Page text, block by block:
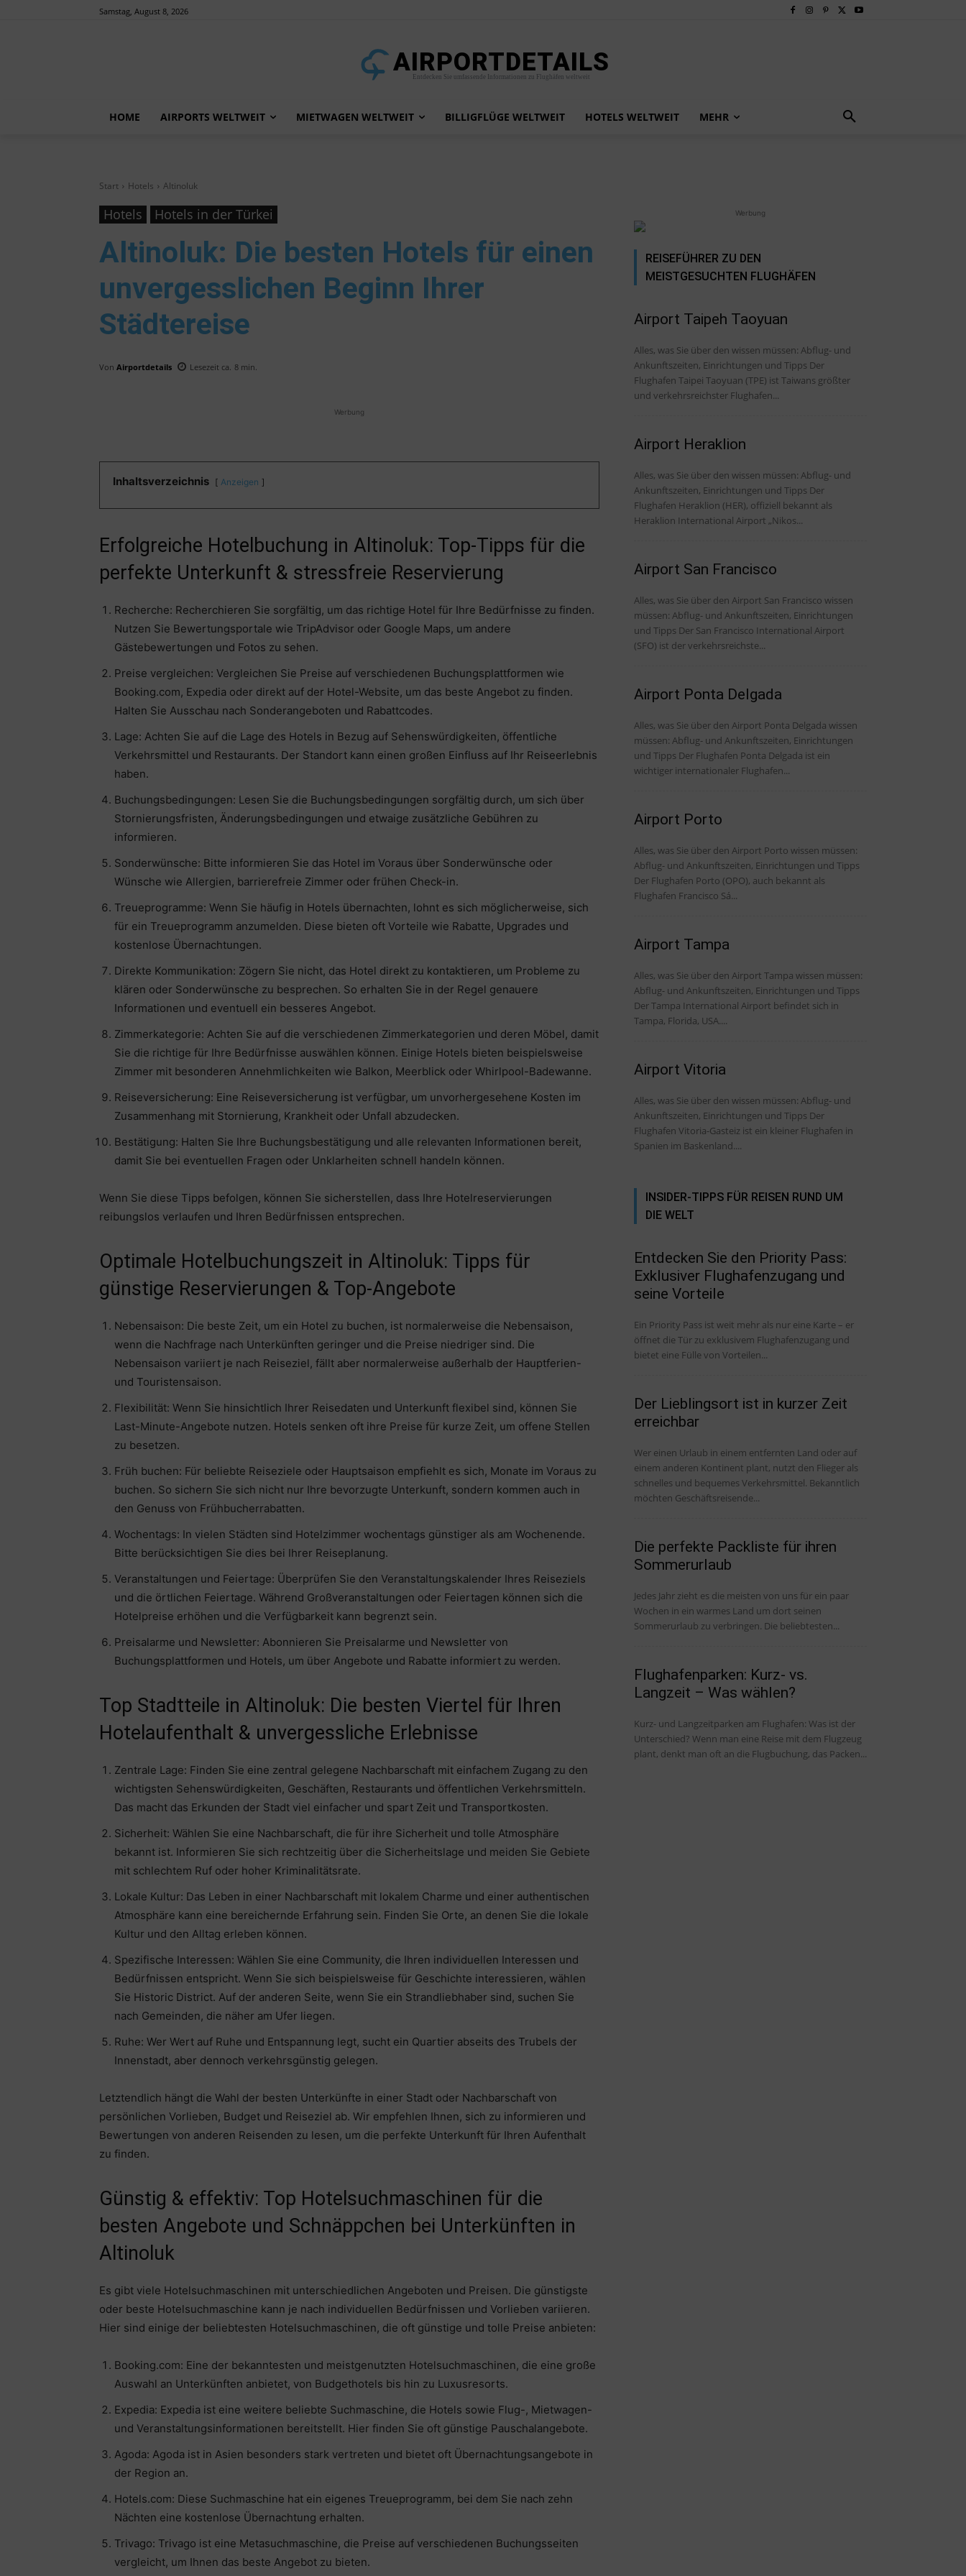
Samstag, August 8, 2026
AIRPORTDETAILS
Entdecken Sie umfassende Informationen zu Flughäfen weltweit
HOME AIRPORTS WELTWEIT MIETWAGEN WELTWEIT BILLIGFLÜGE WELTWEIT HOTELS WELTWEIT MEHR
Start Hotels Altinoluk
Hotels Hotels in der Türkei
Altinoluk: Die besten Hotels für einen
unvergesslichen Beginn Ihrer
Städtereise
Von Airportdetails Lesezeit ca. 8 min.
Werbung
Inhaltsverzeichnis Anzeigen
Erfolgreiche Hotelbuchung in Altinoluk: Top-Tipps für die
perfekte Unterkunft & stressfreie Reservierung
Recherche: Recherchieren Sie sorgfältig, um das richtige Hotel für Ihre Bedürfnisse zu finden.
Nutzen Sie Bewertungsportale wie TripAdvisor oder Google Maps, um andere
Gästebewertungen und Fotos zu sehen.
Preise vergleichen: Vergleichen Sie Preise auf verschiedenen Buchungsplattformen wie
Booking.com, Expedia oder direkt auf der Hotel-Website, um das beste Angebot zu finden.
Halten Sie Ausschau nach Sonderangeboten und Rabattcodes.
Lage: Achten Sie auf die Lage des Hotels in Bezug auf Sehenswürdigkeiten, öffentliche
Verkehrsmittel und Restaurants. Der Standort kann einen großen Einfluss auf Ihr Reiseerlebnis
haben.
Buchungsbedingungen: Lesen Sie die Buchungsbedingungen sorgfältig durch, um sich über
Stornierungsfristen, Änderungsbedingungen und etwaige zusätzliche Gebühren zu
informieren.
Sonderwünsche: Bitte informieren Sie das Hotel im Voraus über Sonderwünsche oder
Wünsche wie Allergien, barrierefreie Zimmer oder frühen Check-in.
Treueprogramme: Wenn Sie häufig in Hotels übernachten, lohnt es sich möglicherweise, sich
für ein Treueprogramm anzumelden. Diese bieten oft Vorteile wie Rabatte, Upgrades und
kostenlose Übernachtungen.
Direkte Kommunikation: Zögern Sie nicht, das Hotel direkt zu kontaktieren, um Probleme zu
klären oder Sonderwünsche zu besprechen. So erhalten Sie in der Regel genauere
Informationen und eventuell ein besseres Angebot.
Zimmerkategorie: Achten Sie auf die verschiedenen Zimmerkategorien und deren Möbel, damit
Sie die richtige für Ihre Bedürfnisse auswählen können. Einige Hotels bieten beispielsweise
Zimmer mit besonderen Annehmlichkeiten wie Balkon, Meerblick oder Whirlpool-Badewanne.
Reiseversicherung: Eine Reiseversicherung ist verfügbar, um unvorhergesehene Kosten im
Zusammenhang mit Stornierung, Krankheit oder Unfall abzudecken.
Bestätigung: Halten Sie Ihre Buchungsbestätigung und alle relevanten Informationen bereit,
damit Sie bei eventuellen Fragen oder Unklarheiten schnell handeln können.
Wenn Sie diese Tipps befolgen, können Sie sicherstellen, dass Ihre Hotelreservierungen
reibungslos verlaufen und Ihren Bedürfnissen entsprechen.
Optimale Hotelbuchungszeit in Altinoluk: Tipps für
günstige Reservierungen & Top-Angebote
Nebensaison: Die beste Zeit, um ein Hotel zu buchen, ist normalerweise die Nebensaison,
wenn die Nachfrage nach Unterkünften geringer und die Preise niedriger sind. Die
Nebensaison variiert je nach Reiseziel, fällt aber normalerweise außerhalb der Hauptferien-
und Touristensaison.
Flexibilität: Wenn Sie hinsichtlich Ihrer Reisedaten und Unterkunft flexibel sind, können Sie
Last-Minute-Angebote nutzen. Hotels senken oft ihre Preise für kurze Zeit, um offene Stellen
zu besetzen.
Früh buchen: Für beliebte Reiseziele oder Hauptsaison empfiehlt es sich, Monate im Voraus zu
buchen. So sichern Sie sich nicht nur Ihre bevorzugte Unterkunft, sondern kommen auch in
den Genuss von Frühbucherrabatten.
Wochentags: In vielen Städten sind Hotelzimmer wochentags günstiger als am Wochenende.
Bitte berücksichtigen Sie dies bei Ihrer Reiseplanung.
Veranstaltungen und Feiertage: Überprüfen Sie den Veranstaltungskalender Ihres Reiseziels
und die örtlichen Feiertage. Während Großveranstaltungen oder Feiertagen können sich die
Hotelpreise erhöhen und die Verfügbarkeit kann begrenzt sein.
Preisalarme und Newsletter: Abonnieren Sie Preisalarme und Newsletter von
Buchungsplattformen und Hotels, um über Angebote und Rabatte informiert zu werden.
Top Stadtteile in Altinoluk: Die besten Viertel für Ihren
Hotelaufenthalt & unvergessliche Erlebnisse
Zentrale Lage: Finden Sie eine zentral gelegene Nachbarschaft mit einfachem Zugang zu den
wichtigsten Sehenswürdigkeiten, Geschäften, Restaurants und öffentlichen Verkehrsmitteln.
Das macht das Erkunden der Stadt viel einfacher und spart Zeit und Transportkosten.
Sicherheit: Wählen Sie eine Nachbarschaft, die für ihre Sicherheit und tolle Atmosphäre
bekannt ist. Informieren Sie sich rechtzeitig über die Sicherheitslage und meiden Sie Gebiete
mit schlechtem Ruf oder hoher Kriminalitätsrate.
Lokale Kultur: Das Leben in einer Nachbarschaft mit lokalem Charme und einer authentischen
Atmosphäre kann eine bereichernde Erfahrung sein. Finden Sie Orte, an denen Sie die lokale
Kultur und den Alltag erleben können.
Spezifische Interessen: Wählen Sie eine Community, die Ihren individuellen Interessen und
Bedürfnissen entspricht. Wenn Sie sich beispielsweise für Geschichte interessieren, wählen
Sie Historic District. Auf der anderen Seite, wenn Sie ein Strandliebhaber sind, suchen Sie
nach Gemeinden, die näher am Ufer liegen.
Ruhe: Wer Wert auf Ruhe und Entspannung legt, sucht ein Quartier abseits des Trubels der
Innenstadt, aber dennoch verkehrsgünstig gelegen.
Letztendlich hängt die Wahl der besten Unterkünfte in einer Stadt oder Nachbarschaft von
persönlichen Vorlieben, Budget und Reiseziel ab. Wir empfehlen Ihnen, sich zu informieren und
Bewertungen von anderen Reisenden zu lesen, um die perfekte Unterkunft für Ihren Aufenthalt
zu finden.
Günstig & effektiv: Top Hotelsuchmaschinen für die
besten Angebote und Schnäppchen bei Unterkünften in
Altinoluk
Es gibt viele Hotelsuchmaschinen mit unterschiedlichen Angeboten und Preisen. Die günstigste
oder beste Hotelsuchmaschine kann je nach individuellen Bedürfnissen und Vorlieben variieren.
Hier sind einige der beliebtesten Hotelsuchmaschinen, die oft günstige und tolle Preise anbieten:
Booking.com: Eine der bekanntesten und meistgenutzten Hotelsuchmaschinen, die eine große
Auswahl an Unterkünften anbietet, von Budgethotels bis hin zu Luxusresorts.
Expedia: Expedia ist eine weitere beliebte Suchmaschine, die Hotels sowie Flug-, Mietwagen-
und Veranstaltungsinformationen bereitstellt. Hier finden Sie oft günstige Pauschalangebote.
Agoda: Agoda ist in Asien besonders stark vertreten und bietet oft Übernachtungsangebote in
der Region an.
Hotels.com: Diese Suchmaschine hat ein eigenes Treueprogramm, bei dem Sie nach zehn
Nächten eine kostenlose Übernachtung erhalten.
Trivago: Trivago ist eine Metasuchmaschine, die Preise auf verschiedenen Buchungsseiten
vergleicht, um Ihnen das beste Angebot zu bieten.
Werbung
REISEFÜHRER ZU DEN
MEISTGESUCHTEN FLUGHÄFEN
Airport Taipeh Taoyuan
Alles, was Sie über den wissen müssen: Abflug- und
Ankunftszeiten, Einrichtungen und Tipps Der
Flughafen Taipei Taoyuan (TPE) ist Taiwans größter
und verkehrsreichster Flughafen...
Airport Heraklion
Alles, was Sie über den wissen müssen: Abflug- und
Ankunftszeiten, Einrichtungen und Tipps Der
Flughafen Heraklion (HER), offiziell bekannt als
Heraklion International Airport „Nikos...
Airport San Francisco
Alles, was Sie über den Airport San Francisco wissen
müssen: Abflug- und Ankunftszeiten, Einrichtungen
und Tipps Der San Francisco International Airport
(SFO) ist der verkehrsreichste...
Airport Ponta Delgada
Alles, was Sie über den Airport Ponta Delgada wissen
müssen: Abflug- und Ankunftszeiten, Einrichtungen
und Tipps Der Flughafen Ponta Delgada ist ein
wichtiger internationaler Flughafen...
Airport Porto
Alles, was Sie über den Airport Porto wissen müssen:
Abflug- und Ankunftszeiten, Einrichtungen und Tipps
Der Flughafen Porto (OPO), auch bekannt als
Flughafen Francisco Sá...
Airport Tampa
Alles, was Sie über den Airport Tampa wissen müssen:
Abflug- und Ankunftszeiten, Einrichtungen und Tipps
Der Tampa International Airport befindet sich in
Tampa, Florida, USA....
Airport Vitoria
Alles, was Sie über den wissen müssen: Abflug- und
Ankunftszeiten, Einrichtungen und Tipps Der
Flughafen Vitoria-Gasteiz ist ein kleiner Flughafen in
Spanien im Baskenland....
INSIDER-TIPPS FÜR REISEN RUND UM
DIE WELT
Entdecken Sie den Priority Pass:
Exklusiver Flughafenzugang und
seine Vorteile
Ein Priority Pass ist weit mehr als nur eine Karte – er
öffnet die Tür zu exklusivem Flughafenzugang und
bietet eine Fülle von Vorteilen...
Der Lieblingsort ist in kurzer Zeit
erreichbar
Wer einen Urlaub in einem entfernten Land oder auf
einem anderen Kontinent plant, nutzt den Flieger als
schnelles und bequemes Verkehrsmittel. Bekanntlich
möchten Geschäftsreisende...
Die perfekte Packliste für ihren
Sommerurlaub
Jedes Jahr zieht es die meisten von uns für ein paar
Wochen in ein warmes Land um dort seinen
Sommerurlaub zu verbringen. Die beliebtesten...
Flughafenparken: Kurz- vs.
Langzeit – Was wählen?
Kurz- und Langzeitparken am Flughafen: Was ist der
Unterschied? Wenn man eine Reise mit dem Flugzeug
plant, denkt man oft an die Flugbuchung, das Packen...